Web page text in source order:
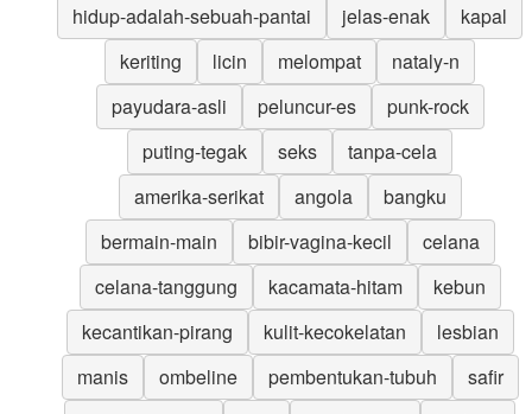
hidup-adalah-sebuah-pantai
jelas-enak
kapal
keriting
licin melompat
nataly-n
payudara-asli
peluncur-es
punk-rock
puting-tegak
seks
tanpa-cela
amerika-serikat
angola
bangku
bermain-main
bibir-vagina-kecil
celana
celana-tanggung
kacamata-hitam
kebun
kecantikan-pirang
kulit-kecokelatan
lesbian
manis
ombeline pembentukan-tubuh
safir